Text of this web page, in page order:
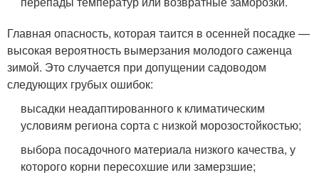
Главная опасность, которая таится в осенней посадке —
высокая вероятность вымерзания молодого саженца
зимой. Это случается при допущении садоводом
следующих грубых ошибок:
высадки неадаптированного к климатическим
условиям региона сорта с низкой морозостойкостью;
выбора посадочного материала низкого качества, у
которого корни пересохшие или замерзшие;